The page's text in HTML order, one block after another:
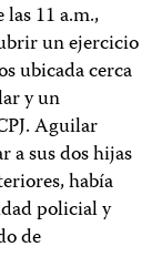
11 a.m.,
un ejercicio
ubicada cerca
y un
Aguilar
a sus dos hijas
había
policial y
de